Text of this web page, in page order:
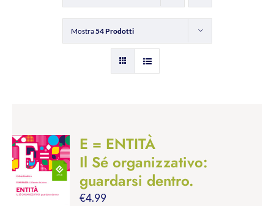
Mostra54 Prodotti
E = ENTITÀ
Il Sé organizzativo:
guardarsi dentro.
€4.99